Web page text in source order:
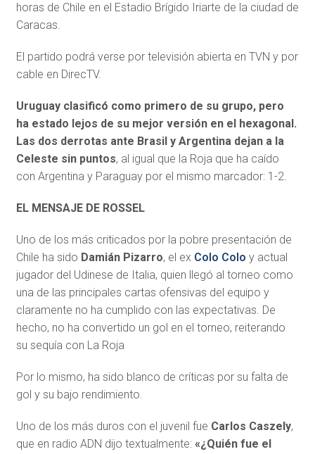
horas de Chile en el Estadio Brígido Iriarte de la ciudad de
Caracas.
El partido podrá verse por televisión abierta en TVN y por
cable en DirecTV.
Uruguay clasificó como primero de su grupo, pero
ha estado lejos de su mejor versión en el hexagonal.
Las dos derrotas ante Brasil y Argentina dejan a la
Celeste sin puntos, al igual que la Roja que ha caído
con Argentina y Paraguay por el mismo marcador: 1-2.
EL MENSAJE DE ROSSEL
Uno de los más criticados por la pobre presentación de
Chile ha sido Damián Pizarro, el ex Colo Colo y actual
jugador del Udinese de Italia, quien llegó al torneo como
una de las principales cartas ofensivas del equipo y
claramente no ha cumplido con las expectativas. De
hecho, no ha convertido un gol en el torneo, reiterando
su sequía con La Roja
Por lo mismo, ha sido blanco de críticas por su falta de
gol y su bajo rendimiento.
Uno de los más duros con el juvenil fue Carlos Caszely,
que en radio ADN dijo textualmente: «¿Quién fue el